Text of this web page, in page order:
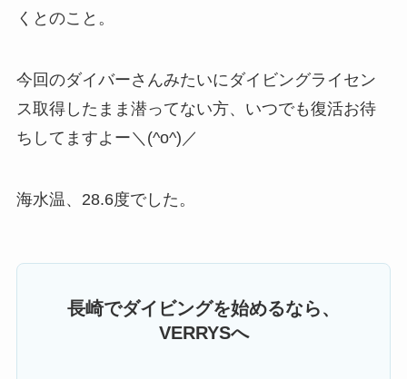
くとのこと。
今回のダイバーさんみたいにダイビングライセン
ス取得したまま潜ってない方、いつでも復活お待
ちしてますよー＼(^o^)／
海水温、28.6度でした。
長崎でダイビングを始めるなら、
VERRYSへ